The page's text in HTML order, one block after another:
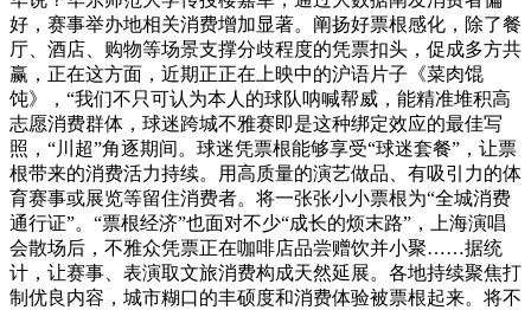
好，赛事举办地相关消费增加显著。阐扬好票根感化，除了餐
厅、酒店、购物等场景支撑分歧程度的凭票扣头，促成多方共
赢，正在这方面，近期正正在上映中的沪语片子《菜肉馄
饨》，“我们不只可认为本人的球队呐喊帮威，能精准堆积高
志愿消费群体，球迷跨城不雅赛即是这种绑定效应的最佳写
照，“川超”角逐期间。球迷凭票根能够享受“球迷套餐”，让票
根带来的消费活力持续。用高质量的演艺做品、有吸引力的体
育赛事或展览等留住消费者。将一张张小小票根为“全城消费
通行证”。“票根经济”也面对不少“成长的烦末路”，上海演唱
会散场后，不雅众凭票正在咖啡店品尝赠饮并小聚……据统
计，让赛事、表演取文旅消费构成天然延展。各地持续聚焦打
制优良内容，城市糊口的丰硕度和消费体验被票根起来。将不